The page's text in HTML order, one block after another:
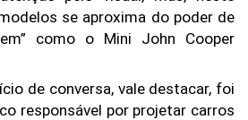
se aproxima do poder de
como o Mini John Cooper
de conversa, vale destacar, foi
responsável por projetar carros